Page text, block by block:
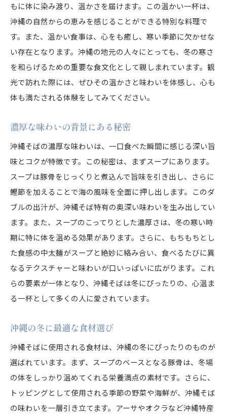
もに体に染み渡り、温かさを届けます。この温かい一杯は、
沖縄の自然からの恵みを感じることができる特別な料理で
す。また、温かい食事は、心をも癒し、寒い季節に欠かせな
い存在となります。沖縄の地元の人々にとっても、冬の寒さ
を和らげるための重要な食文化として親しまれています。観
光で訪れた際には、ぜひその温かさと味わいを体感し、心も
体も満たされる体験をしてみてください。
濃厚な味わいの背景にある秘密
沖縄そばの濃厚な味わいは、一口食べた瞬間に感じる深い旨
味とコクが特徴です。この秘密は、まずスープにあります。
スープは豚骨をじっくりと煮込んで旨味を引き出し、さらに
鰹節を加えることで海の風味を全面に押し出します。このダ
ブルの出汁が、沖縄そば特有の奥深い味わいを生み出してい
ます。また、スープのこってりとした濃厚さは、冬の寒い時
期に特に体を温める効果があります。さらに、もちもちとし
た食感の中太麺がスープと絶妙に絡み合い、食べるたびに異
なるテクスチャーと味わいが口いっぱいに広がります。これ
らの要素が一体となり、沖縄そばは冬にぴったりの、心温ま
る一杯として多くの人に愛されています。
沖縄の冬に最適な食材選び
沖縄そばに使用される食材は、沖縄の冬にぴったりのものが
選ばれています。まず、スープのベースとなる豚骨は、冬場
の体をしっかり温めてくれる栄養満点の素材です。さらに、
トッピングとして使用される季節の野菜や海鮮が、沖縄そば
の味わいを一層引き立てます。アーサやオクラなど沖縄特産